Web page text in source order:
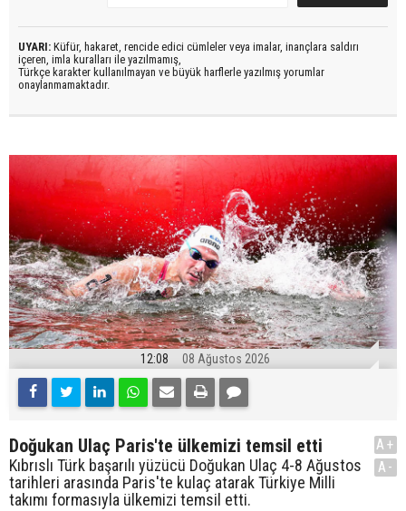
UYARI: Küfür, hakaret, rencide edici cümleler veya imalar, inançlara saldırı
içeren, imla kuralları ile yazılmamış,
Türkçe karakter kullanılmayan ve büyük harflerle yazılmış yorumlar
onaylanmamaktadır.
12:08 08 Ağustos 2026
Doğukan Ulaç Paris'te ülkemizi temsil etti
Kıbrıslı Türk başarılı yüzücü Doğukan Ulaç 4-8 Ağustos
tarihleri arasında Paris'te kulaç atarak Türkiye Milli
takımı formasıyla ülkemizi temsil etti.
A+
A-